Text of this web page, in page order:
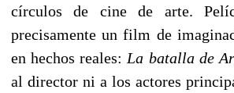
círculos de cine de arte.
precisamente un film de
en hechos reales: La batalla de
al director ni a los actores